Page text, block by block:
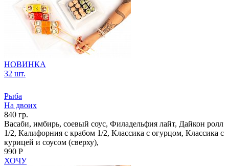
НОВИНКА
32 шт.
Рыба
На двоих
840 гр.
Васаби, имбирь, соевый соус, Филадельфия лайт, Дайкон ролл
1/2, Калифорния с крабом 1/2, Классика с огурцом, Классика с
курицей и соусом (сверху),
990 Р
ХОЧУ